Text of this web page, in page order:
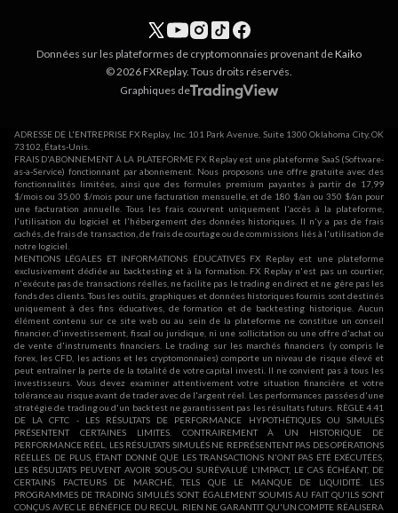
Données sur les plateformes de cryptomonnaies provenant deKaiko
© 2026 FXReplay. Tous droits réservés.
Graphiques de
ADRESSE DE L'ENTREPRISE FX Replay, Inc. 101 Park Avenue, Suite 1300 Oklahoma City, OK
73102, États-Unis.
FRAIS D'ABONNEMENT À LA PLATEFORME FX Replay est une plateforme SaaS (Software-
as-a-Service) fonctionnant par abonnement. Nous proposons une offre gratuite avec des
fonctionnalités limitées, ainsi que des formules premium payantes à partir de 17,99
$/mois ou 35,00 $/mois pour une facturation mensuelle, et de 180 $/an ou 350 $/an pour
une facturation annuelle. Tous les frais couvrent uniquement l'accès à la plateforme,
l'utilisation du logiciel et l'hébergement des données historiques. Il n'y a pas de frais
cachés, de frais de transaction, de frais de courtage ou de commissions liés à l'utilisation de
notre logiciel.
MENTIONS LÉGALES ET INFORMATIONS ÉDUCATIVES FX Replay est une plateforme
exclusivement dédiée au backtesting et à la formation. FX Replay n'est pas un courtier,
n'exécute pas de transactions réelles, ne facilite pas le trading en direct et ne gère pas les
fonds des clients. Tous les outils, graphiques et données historiques fournis sont destinés
uniquement à des fins éducatives, de formation et de backtesting historique. Aucun
élément contenu sur ce site web ou au sein de la plateforme ne constitue un conseil
financier, d'investissement, fiscal ou juridique, ni une sollicitation ou une offre d'achat ou
de vente d'instruments financiers. Le trading sur les marchés financiers (y compris le
forex, les CFD, les actions et les cryptomonnaies) comporte un niveau de risque élevé et
peut entraîner la perte de la totalité de votre capital investi. Il ne convient pas à tous les
investisseurs. Vous devez examiner attentivement votre situation financière et votre
tolérance au risque avant de trader avec de l'argent réel. Les performances passées d'une
stratégie de trading ou d'un backtest ne garantissent pas les résultats futurs. RÈGLE 4.41
DE LA CFTC - LES RÉSULTATS DE PERFORMANCE HYPOTHÉTIQUES OU SIMULÉS
PRÉSENTENT CERTAINES LIMITES. CONTRAIREMENT À UN HISTORIQUE DE
PERFORMANCE RÉEL, LES RÉSULTATS SIMULÉS NE REPRÉSENTENT PAS DES OPÉRATIONS
RÉELLES. DE PLUS, ÉTANT DONNÉ QUE LES TRANSACTIONS N'ONT PAS ÉTÉ EXÉCUTÉES,
LES RÉSULTATS PEUVENT AVOIR SOUS-OU SURÉVALUÉ L'IMPACT, LE CAS ÉCHÉANT, DE
CERTAINS FACTEURS DE MARCHÉ, TELS QUE LE MANQUE DE LIQUIDITÉ. LES
PROGRAMMES DE TRADING SIMULÉS SONT ÉGALEMENT SOUMIS AU FAIT QU'ILS SONT
CONÇUS AVEC LE BÉNÉFICE DU RECUL. RIEN NE GARANTIT QU'UN COMPTE RÉALISERA